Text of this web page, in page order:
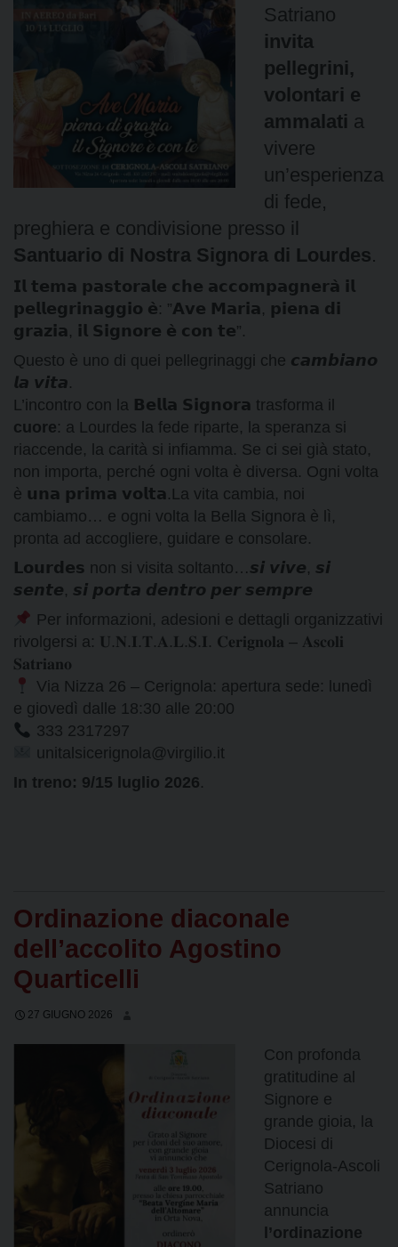
Satriano
invita
pellegrini,
volontari e
ammalati a
vivere
un’esperienza
di fede,
preghiera e condivisione presso il
Santuario di Nostra Signora di Lourdes.
𝗜𝗹 𝘁𝗲𝗺𝗮 𝗽𝗮𝘀𝘁𝗼𝗿𝗮𝗹𝗲 𝗰𝗵𝗲 𝗮𝗰𝗰𝗼𝗺𝗽𝗮𝗴𝗻𝗲𝗿𝗮̀ 𝗶𝗹
𝗽𝗲𝗹𝗹𝗲𝗴𝗿𝗶𝗻𝗮𝗴𝗴𝗶𝗼 𝗲̀: ”𝗔𝘃𝗲 𝗠𝗮𝗿𝗶𝗮, 𝗽𝗶𝗲𝗻𝗮 𝗱𝗶
𝗴𝗿𝗮𝘇𝗶𝗮, 𝗶𝗹 𝗦𝗶𝗴𝗻𝗼𝗿𝗲 𝗲̀ 𝗰𝗼𝗻 𝘁𝗲”.
Questo è uno di quei pellegrinaggi che 𝙘𝙖𝙢𝙗𝙞𝙖𝙣𝙤
𝙡𝙖 𝙫𝙞𝙩𝙖.
L’incontro con la 𝗕𝗲𝗹𝗹𝗮 𝗦𝗶𝗴𝗻𝗼𝗿𝗮 trasforma il
cuore: a Lourdes la fede riparte, la speranza si
riaccende, la carità si infiamma. Se ci sei già stato,
non importa, perché ogni volta è diversa. Ogni volta
è 𝘂𝗻𝗮 𝗽𝗿𝗶𝗺𝗮 𝘃𝗼𝗹𝘁𝗮.La vita cambia, noi
cambiamo… e ogni volta la Bella Signora è lì,
pronta ad accogliere, guidare e consolare.
𝗟𝗼𝘂𝗿𝗱𝗲𝘀 non si visita soltanto…𝙨𝙞 𝙫𝙞𝙫𝙚, 𝙨𝙞
𝙨𝙚𝙣𝙩𝙚, 𝙨𝙞 𝙥𝙤𝙧𝙩𝙖 𝙙𝙚𝙣𝙩𝙧𝙤 𝙥𝙚𝙧 𝙨𝙚𝙢𝙥𝙧𝙚
Per informazioni, adesioni e dettagli organizzativi
rivolgersi a: 𝐔.𝐍.𝐈.𝐓.𝐀.𝐋.𝐒.𝐈. 𝐂𝐞𝐫𝐢𝐠𝐧𝐨𝐥𝐚 – 𝐀𝐬𝐜𝐨𝐥𝐢
𝐒𝐚𝐭𝐫𝐢𝐚𝐧𝐨
Via Nizza 26 – Cerignola: apertura sede: lunedì
e giovedì dalle 18:30 alle 20:00
333 2317297
unitalsicerignola@virgilio.it
In treno: 9/15 luglio 2026.
Ordinazione diaconale
dell’accolito Agostino
Quarticelli
27 GIUGNO 2026
Con profonda
gratitudine al
Signore e
grande gioia, la
Diocesi di
Cerignola-Ascoli
Satriano
annuncia
l’ordinazione